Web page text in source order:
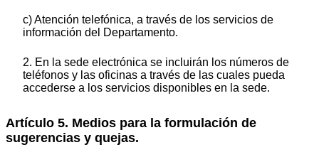
c) Atención telefónica, a través de los servicios de
información del Departamento.
2. En la sede electrónica se incluirán los números de
teléfonos y las oficinas a través de las cuales pueda
accederse a los servicios disponibles en la sede.
Artículo 5. Medios para la formulación de
sugerencias y quejas.